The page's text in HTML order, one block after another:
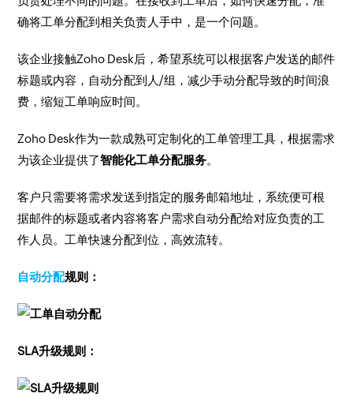
确将工单分配到相关负责人手中，是一个问题。
该企业接触Zoho Desk后，希望系统可以根据客户发送的邮件
标题或内容，自动分配到人/组，减少手动分配导致的时间浪
费，缩短工单响应时间。
Zoho Desk作为一款成熟可定制化的工单管理工具，根据需求
为该企业提供了智能化工单分配服务。
客户只需要将需求发送到指定的服务邮箱地址，系统便可根
据邮件的标题或者内容将客户需求自动分配给对应负责的工
作人员。工单快速分配到位，高效流转。
自动分配规则：
SLA升级规则：